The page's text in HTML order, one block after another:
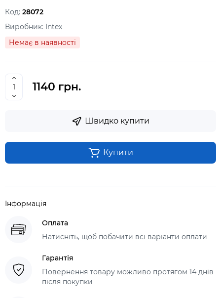
Код: 28072
Виробник: Intex
Немає в наявності
1140 грн.
Швидко купити
Купити
Інформація
Оплата
Натисніть, щоб побачити всі варіанти оплати
Гарантія
Повернення товару можливо протягом 14 днів
після покупки